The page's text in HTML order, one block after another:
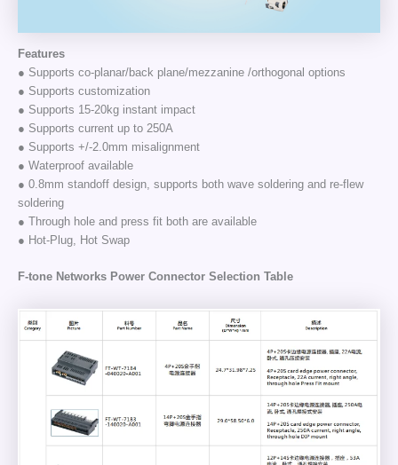
Features
● Supports co-planar/back plane/mezzanine /orthogonal options
● Supports customization
● Supports 15-20kg instant impact
● Supports current up to 250A
● Supports +/-2.0mm misalignment
● Waterproof available
● 0.8mm standoff design, supports both wave soldering and re-flew
soldering
● Through hole and press fit both are available
● Hot-Plug, Hot Swap
F-tone Networks Power Connector Selection Table